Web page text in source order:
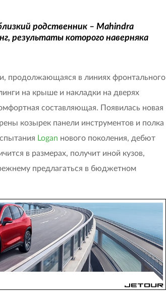
родственник – Mahindra
результаты которого наверняка
продолжающаяся в линиях фронтального
на крыше и накладки на дверях
составляющая. Появилась новая
козырек панели инструментов и полка
Logan нового поколения, дебют
в размерах, получит иной кузов,
предлагаться в бюджетном